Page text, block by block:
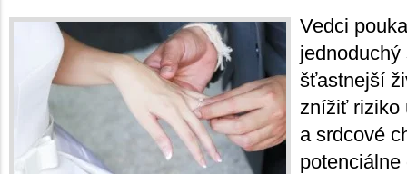
Vedci
šťastnejší
znížiť riziko
a srdcové